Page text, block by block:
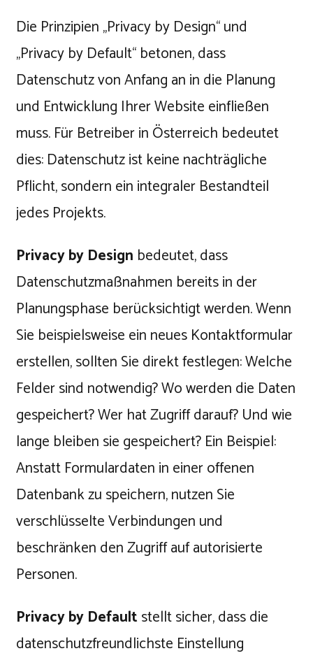
Die Prinzipien „Privacy by Design“ und
„Privacy by Default“ betonen, dass
Datenschutz von Anfang an in die Planung
und Entwicklung Ihrer Website einfließen
muss. Für Betreiber in Österreich bedeutet
dies: Datenschutz ist keine nachträgliche
Pflicht, sondern ein integraler Bestandteil
jedes Projekts.
Privacy by Design bedeutet, dass
Datenschutzmaßnahmen bereits in der
Planungsphase berücksichtigt werden. Wenn
Sie beispielsweise ein neues Kontaktformular
erstellen, sollten Sie direkt festlegen: Welche
Felder sind notwendig? Wo werden die Daten
gespeichert? Wer hat Zugriff darauf? Und wie
lange bleiben sie gespeichert? Ein Beispiel:
Anstatt Formulardaten in einer offenen
Datenbank zu speichern, nutzen Sie
verschlüsselte Verbindungen und
beschränken den Zugriff auf autorisierte
Personen.
Privacy by Default stellt sicher, dass die
datenschutzfreundlichste Einstellung